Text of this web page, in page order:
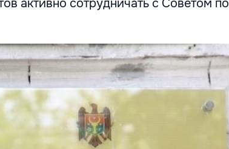
активно сотрудничать с Советом по